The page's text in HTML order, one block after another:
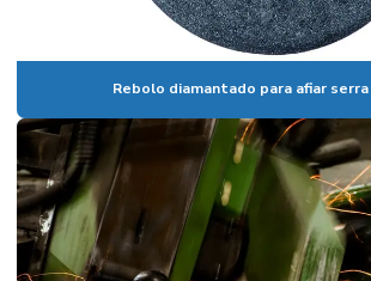
Luva pigmentada valor
Luvas pigmentadas preço
Preço faca de desengrosso
Rebolo afiar faca
Rebolo chanfrado
Rebolo diamantado para afiar